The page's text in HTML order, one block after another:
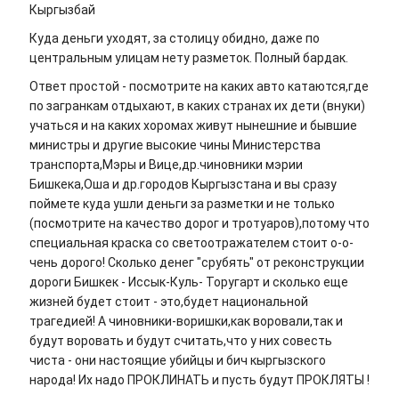
Кыргызбай
Куда деньги уходят, за столицу обидно, даже по
центральным улицам нету разметок. Полный бардак.
Ответ простой - посмотрите на каких авто катаются,где
по загранкам отдыхают, в каких странах их дети (внуки)
учаться и на каких хоромах живут нынешние и бывшие
министры и другие высокие чины Министерства
транспорта,Мэры и Вице,др.чиновники мэрии
Бишкека,Оша и др.городов Кыргызстана и вы сразу
поймете куда ушли деньги за разметки и не только
(посмотрите на качество дорог и тротуаров),потому что
специальная краска со светоотражателем стоит о-о-
чень дорого! Сколько денег "срубять" от реконструкции
дороги Бишкек - Иссык-Куль- Торугарт и сколько еще
жизней будет стоит - это,будет национальной
трагедией! А чиновники-воришки,как воровали,так и
будут воровать и будут считать,что у них совесть
чиста - они настоящие убийцы и бич кыргызского
народа! Их надо ПРОКЛИНАТЬ и пусть будут ПРОКЛЯТЫ !